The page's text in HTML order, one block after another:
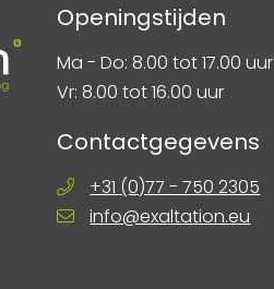
Openingstijden
Ma - Do: 8.00 tot 17.00 uur
Vr: 8.00 tot 16.00 uur
Contactgegevens
+31 (0)77 - 750 2305
info@exaltation.eu